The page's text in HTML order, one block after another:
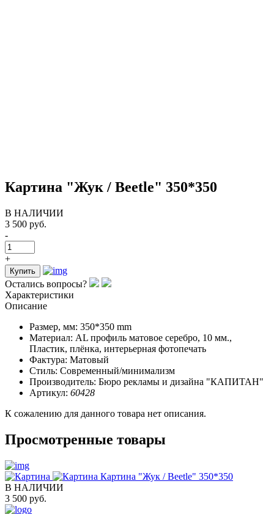
Картина "Жук / Beetle" 350*350
В НАЛИЧИИ
3 500 руб.
-
+
Купить
Остались вопросы?
Характеристики
Описание
Размер, мм: 350*350 mm
Материал: AL профиль матовое серебро, 10 мм.,
Пластик, плёнка, интерьерная фотопечать
Фактура: Матовый
Стиль: Современный/минимализм
Производитель: Бюро рекламы и дизайна "КАПИТАН"
Артикул: 60428
К сожалению для данного товара нет описания.
Просмотренные товары
Картина "Жук / Beetle" 350*350
В НАЛИЧИИ
3 500 руб.